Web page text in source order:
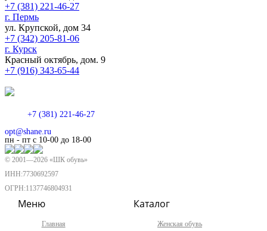
+7 (381) 221-46-27
г. Пермь
ул. Крупской, дом 34
+7 (342) 205-81-06
г. Курск
Красный октябрь, дом. 9
+7 (916) 343-65-44
+7 (381) 221-46-27
opt@shane.ru
пн - пт с 10-00 до 18-00
© 2001—2026 «ШК обувь»
ИНН:7730692597
ОГРН:1137746804931
Меню
Главная
Каталог
Женская обувь